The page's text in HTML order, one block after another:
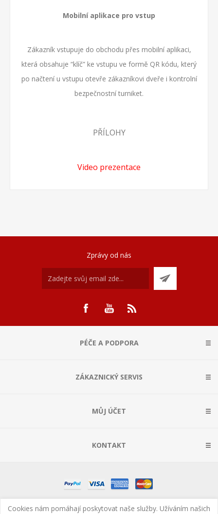
Mobilní aplikace pro vstup
Zákazník vstupuje do obchodu přes mobilní aplikaci,
která obsahuje “klíč” ke vstupu ve formě QR kódu, který
po načtení u vstupu otevře zákazníkovi dveře i kontrolní
bezpečnostní turniket.
PŘÍLOHY
Video prezentace
Zprávy od nás
PÉČE A PODPORA
ZÁKAZNICKÝ SERVIS
MŮJ ÚČET
KONTAKT
Copyright © 2026 ArrowSys s.r.o.. Všechna práva vyhrazena.
Cookies nám pomáhají poskytovat naše služby. Užíváním našich